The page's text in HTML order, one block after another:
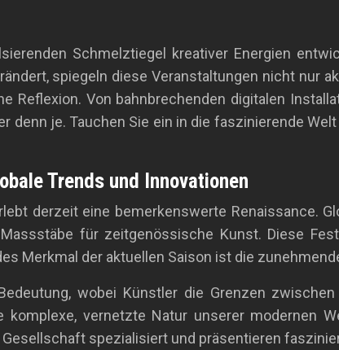
Schmelztiegel kreativer Energien
spiegeln diese Veranstaltungen nicht nur
Reflexion. Von bahnbrechenden digitalen
denn je. Tauchen Sie ein in die faszinierende
Trends und Innovationen
derzeit eine bemerkenswerte Renaissance.
für zeitgenössische Kunst. Diese
Merkmal der aktuellen Saison ist die
wobei Künstler die Grenzen
komplexe, vernetzte Natur unserer modernen
spezialisiert und präsentieren